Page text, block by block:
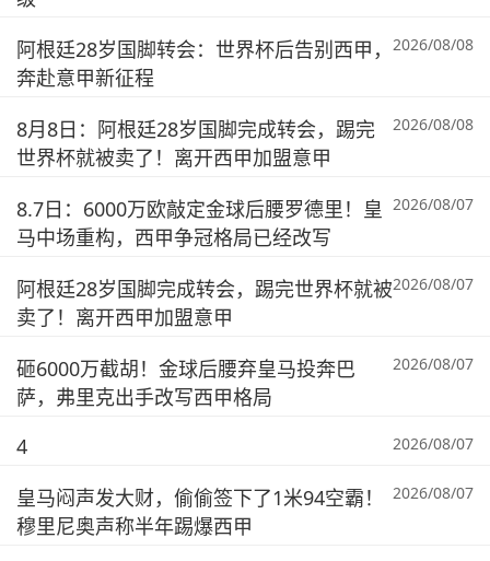
阿根廷28岁国脚转会：世界杯后告别西甲，
奔赴意甲新征程
2026/08/08
8月8日：阿根廷28岁国脚完成转会，踢完
世界杯就被卖了！离开西甲加盟意甲
2026/08/08
8.7日：6000万欧敲定金球后腰罗德里！皇
马中场重构，西甲争冠格局已经改写
2026/08/07
阿根廷28岁国脚完成转会，踢完世界杯就被
卖了！离开西甲加盟意甲
2026/08/07
砸6000万截胡！金球后腰弃皇马投奔巴
萨，弗里克出手改写西甲格局
2026/08/07
4 2026/08/07
皇马闷声发大财，偷偷签下了1米94空霸！
穆里尼奥声称半年踢爆西甲
2026/08/07